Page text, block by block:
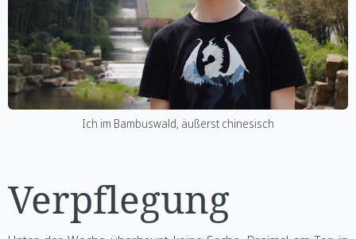
Ich im Bambuswald, äußerst chinesisch
Verpflegung